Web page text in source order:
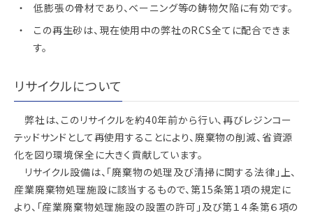
低膨張の骨材であり、ベーニング等の鋳物欠陥に有効です。
この再生砂は、現在使用中の弊社のRCS全てに配合できま
す。
リサイクルについて
弊社は、このリサイクルを約40年前から行い、再びレジンコー
テッドサンドとして再使用することにより、廃棄物の削減、省資源
化を図り環境保全に大きく貢献しています。
リサイクル設備は、「廃棄物の処理及び清掃に関する法律」上、
産業廃棄物処理施設に該当するもので、第15条第1項の規定に
より、「産業廃棄物処理施設の設置の許可」及び第１４条第６項の